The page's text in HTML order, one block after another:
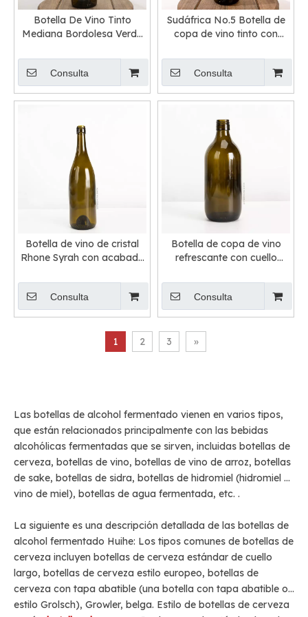
Botella De Vino Tinto
Mediana Bordolesa Verde
Consulta
Sudáfrica No.5 Botella de
copa de vino tinto con
Consulta
Botella de vino de cristal
Rhone Syrah con acabado
Consulta
Botella de copa de vino
refrescante con cuello
500 ml
Consulta
1 2 3 »
Las botellas de alcohol fermentado vienen en varios tipos,
que están relacionados principalmente con las bebidas
alcohólicas fermentadas que se sirven, incluidas botellas de
cerveza, botellas de vino, botellas de vino de arroz, botellas
de sake, botellas de sidra, botellas de hidromiel (hidromiel o
vino de miel), botellas de agua fermentada, etc. .
La siguiente es una descripción detallada de las botellas de
alcohol fermentado Huihe: Los tipos comunes de botellas de
cerveza incluyen botellas de cerveza estándar de cuello
largo, botellas de cerveza estilo europeo, botellas de
cerveza con tapa abatible (una botella con tapa abatible o
estilo Grolsch), Growler, belga. Estilo de botellas de cerveza